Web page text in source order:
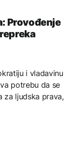
Provođenje
i vladavinu
potrebu da se
za ljudska prava,